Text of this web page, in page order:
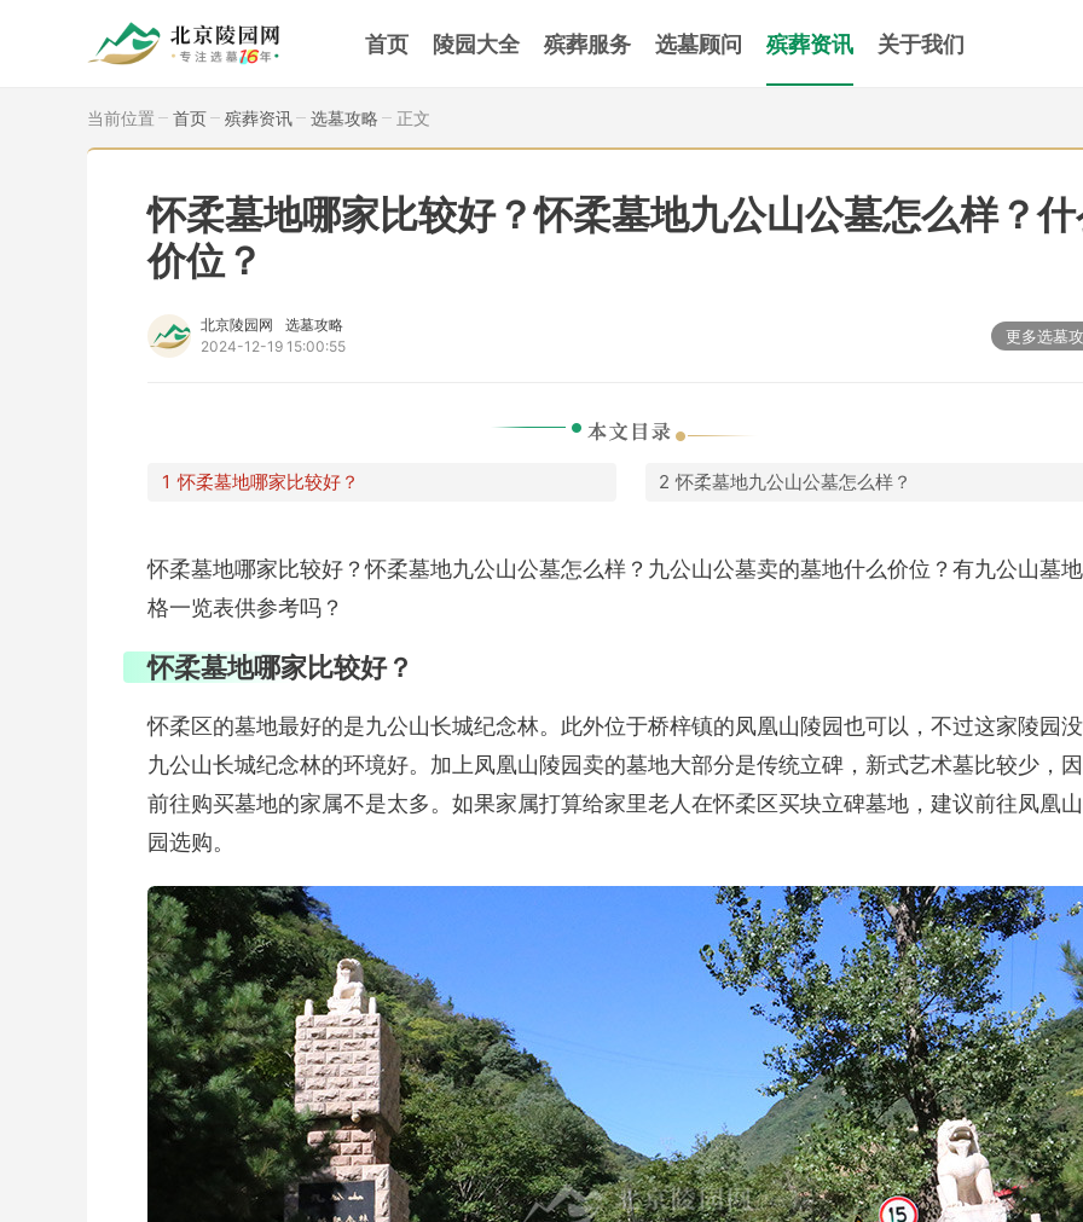
首页 陵园大全 殡葬服务 选墓顾问 殡葬资讯 关于我们
当前位置 首页 殡葬资讯 选墓攻略 正文
怀柔墓地哪家比较好？怀柔墓地九公山公墓怎么样？
价位？
北京陵园网
选墓攻略
2024-12-19 15:00:55
更多选墓
怀柔墓地哪家比较好？ 怀柔墓地九公山公墓怎么样？
怀柔墓地哪家比较好？怀柔墓地九公山公墓怎么样？九公山公墓卖的墓地什么价位？有九公山墓
格一览表供参考吗？
怀柔墓地哪家比较好？
怀柔区的墓地最好的是九公山长城纪念林。此外位于桥梓镇的凤凰山陵园也可以，不过这家陵园
九公山长城纪念林的环境好。加上凤凰山陵园卖的墓地大部分是传统立碑，新式艺术墓比较少，
前往购买墓地的家属不是太多。如果家属打算给家里老人在怀柔区买块立碑墓地，建议前往凤凰
园选购。